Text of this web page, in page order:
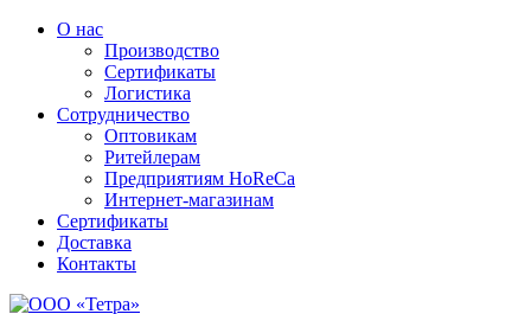
О нас
Производство
Сертификаты
Логистика
Сотрудничество
Оптовикам
Ритейлерам
Предприятиям HoReCa
Интернет-магазинам
Сертификаты
Доставка
Контакты